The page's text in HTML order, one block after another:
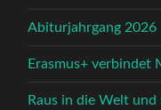
Abiturjahrgang 2026
Erasmus+ verbindet
Raus in die Welt